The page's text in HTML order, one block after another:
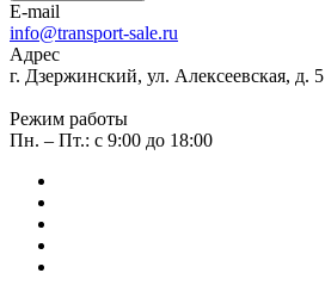
E-mail
info@transport-sale.ru
Адрес
г. Дзержинский, ул. Алексеевская, д. 5
Режим работы
Пн. – Пт.: с 9:00 до 18:00